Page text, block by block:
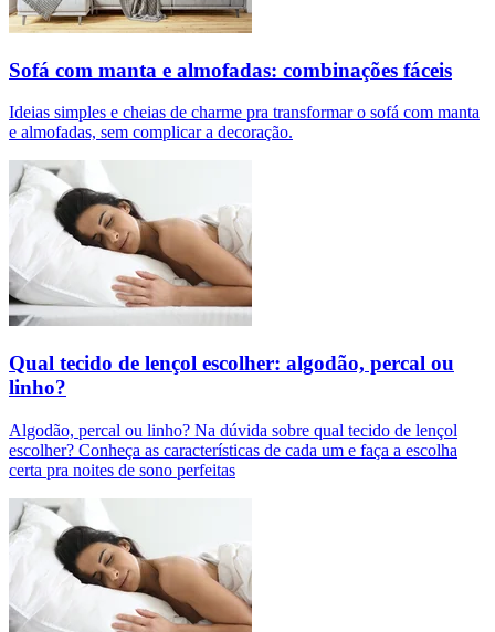
Sofá com manta e almofadas: combinações fáceis
Ideias simples e cheias de charme pra transformar o sofá com manta
e almofadas, sem complicar a decoração.
Qual tecido de lençol escolher: algodão, percal ou
linho?
Algodão, percal ou linho? Na dúvida sobre qual tecido de lençol
escolher? Conheça as características de cada um e faça a escolha
certa pra noites de sono perfeitas